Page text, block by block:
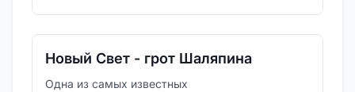
Новый Свет - грот Шаляпина
Одна из самых известных